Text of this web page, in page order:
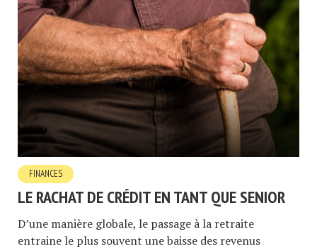
FINANCES
LE RACHAT DE CRÉDIT EN TANT QUE SENIOR
D’une manière globale, le passage à la retraite
entraine le plus souvent une baisse des revenus